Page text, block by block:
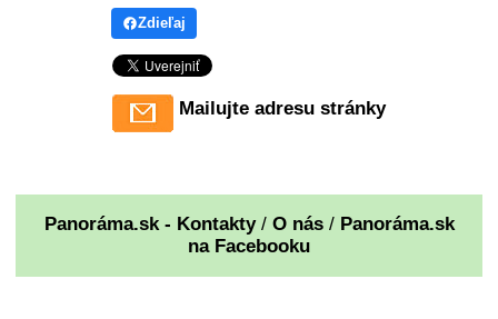
Zdieľaj
Mailujte adresu stránky
Panoráma.sk - Kontakty/ O nás/ Panoráma.sk
na Facebooku